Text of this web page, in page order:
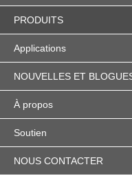
PRODUITS
Applications
NOUVELLES ET
À propos
Soutien
NOUS CONTACTER